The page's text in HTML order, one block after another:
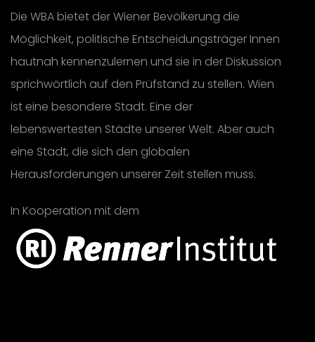
Die WBA bietet der Wiener Bevölkerung die
Möglichkeit, politische Entscheidungsträger Innen
hautnah kennenzulernen und sie in der Diskussion
sprichwörtlich auf den Prüfstand zu stellen. Wien
ist eine besondere Stadt. Eine der
lebenswertesten Städte unserer Welt. Aber auch
eine Stadt, die sich den globalen
Herausforderungen unserer Zeit stellen muss.
In Kooperation mit dem